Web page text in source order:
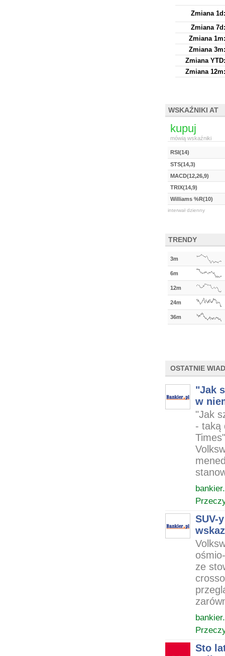
Zmiana 1d:
Zmiana 7d:
Zmiana 1m:
Zmiana 3m:
Zmiana YTD:
Zmiana 12m:
WSKAŹNIKI AT
kupuj
mówią wskaźniki
RSI(14)
STS(14,3)
MACD(12,26,9)
TRIX(14,9)
Williams %R(10)
interwał dzienny
TRENDY
3m
6m
12m
24m
36m
OSTATNIE
"Jak
w
"Jak
- taką
SUV-
ze
Sto